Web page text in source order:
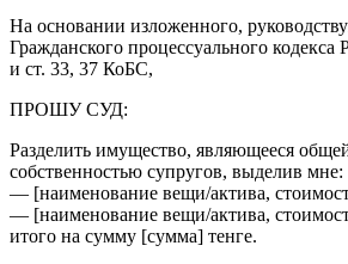
На основании изложенного,
Гражданского процессуального кодекса
и ст. 33, 37 КоБС,
ПРОШУ СУД:
Разделить имущество, являющееся
собственностью супругов, выделив мне:
— [наименование вещи/актива,
— [наименование вещи/актива,
итого на сумму [сумма] тенге.